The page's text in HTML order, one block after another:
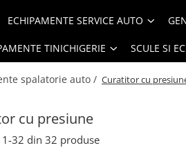
ECHIPAMENTE SERVICE AUTO
TINICHIGERIE SCULE SI
spalatorie auto / Curatitor cu
cu presiune
1-32 din 32 produse